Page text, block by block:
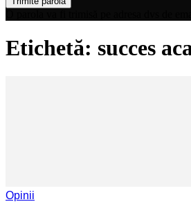
Etichetă: succes
Opinii